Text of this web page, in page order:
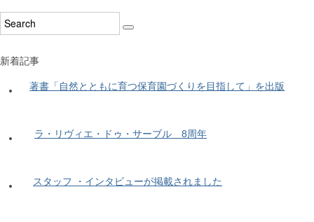
新着記事
著書「自然とともに育つ保育園づくりを目指して」を出版
ラ・リヴィエ・ドゥ・サーブル 8周年
スタッフ ・インタビューが掲載されました